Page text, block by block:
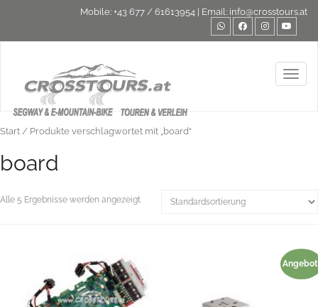
Mobile: +43 677 / 61613954 | Email: info@crosstours.at
Start / Produkte verschlagwortet mit „board“
board
Alle 5 Ergebnisse werden angezeigt